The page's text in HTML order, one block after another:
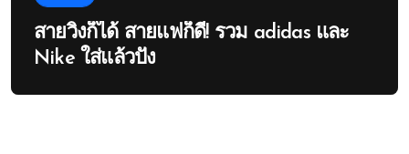
สายวิ่งก็ได้ สายแฟก็ดี! รวม adidas และ
Nike ใส่แล้วปัง